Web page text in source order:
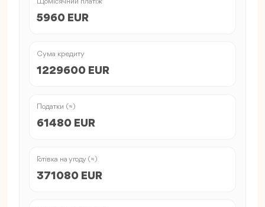
5960 EUR
Сума кредиту
1229600 EUR
Податки (≈)
61480 EUR
Готівка на угоду (≈)
371080 EUR